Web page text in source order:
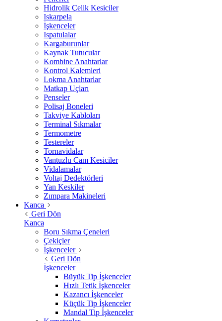
Hidrolik Çelik Kesiciler
Iskarpela
İşkenceler
Ispatulalar
Kargaburunlar
Kaynak Tutucular
Kombine Anahtarlar
Kontrol Kalemleri
Lokma Anahtarlar
Matkap Uçları
Penseler
Polisaj Boneleri
Takviye Kabloları
Terminal Sıkmalar
Termometre
Testereler
Tornavidalar
Vantuzlu Cam Kesiciler
Vidalamalar
Voltaj Dedektörleri
Yan Keskiler
Zımpara Makineleri
Kanca
Geri Dön
Kanca
Boru Sıkma Çeneleri
Çekiçler
İşkenceler
Geri Dön
İşkenceler
Büyük Tip İşkenceler
Hızlı Tetik İşkenceler
Kazancı İşkenceler
Küçük Tip İşkenceler
Mandal Tip İşkenceler